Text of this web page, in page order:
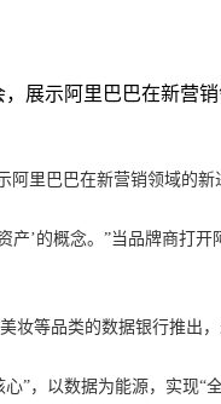
展示阿里巴巴在新营
里巴巴在新营销领域的新
’的概念。”当品牌商
等品类的数据银行推出，
，以数据为能源，实现